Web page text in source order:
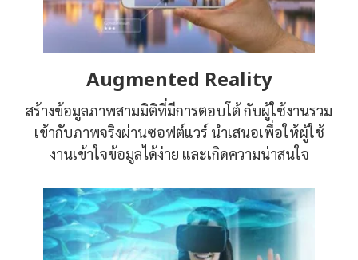
Augmented Reality
สร้างข้อมูลภาพสามมิติที่มีการตอบโต้ กับผู้ใช้งานรวม
เข้ากับภาพจริงผ่านซอฟต์แวร์ นำเสนอเพื่อให้ผู้ใช้
งานเข้าใจข้อมูลได้ง่าย และเกิดความน่าสนใจ